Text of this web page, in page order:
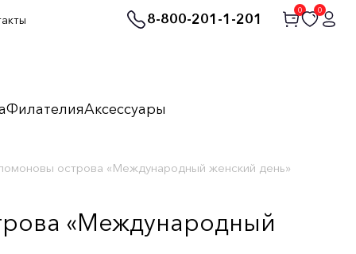
8-800-201-1-201
0 0
ФилателияАксессуары
острова «Международный женский день»
«Международный